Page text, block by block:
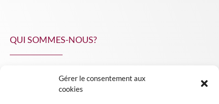
Gérer le consentement aux
cookies
QUI SOMMES-NOUS?